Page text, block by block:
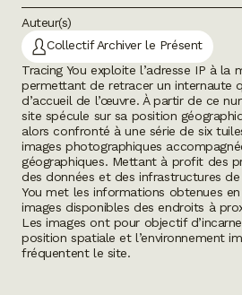
Auteur(s)
Collectif Archiver le Présent
Tracing You exploite l’adresse IP à la
permettant de retracer un internaute
d’accueil de l’œuvre. À partir de ce
site spécule sur sa position
alors confronté à une série de six
images photographiques
géographiques. Mettant à profit des
des données et des infrastructures de
You met les informations obtenues
images disponibles des endroits à
Les images ont pour objectif
position spatiale et l’environnement
fréquentent le site.